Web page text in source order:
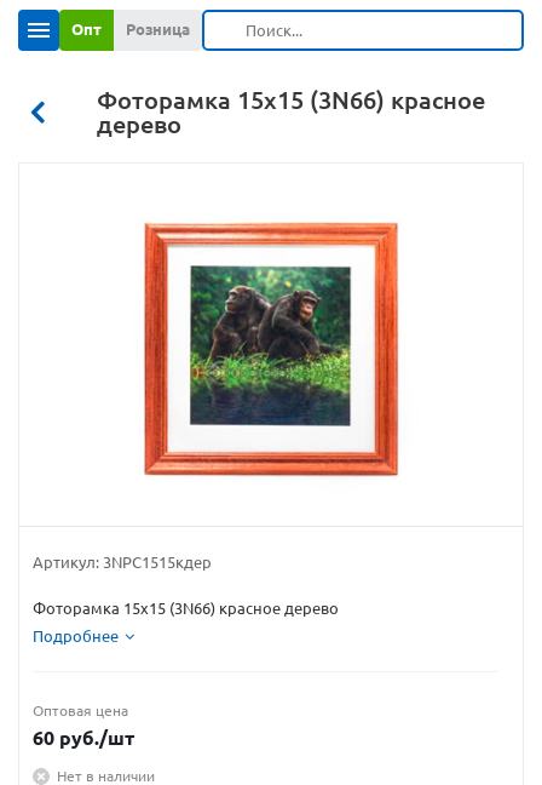
Опт Розница
Фоторамка 15х15 (3N66) красное
дерево
Артикул: 3NPC1515кдер
Фоторамка 15х15 (3N66) красное дерево
Подробнее
Оптовая цена
60 руб./шт
Нет в наличии